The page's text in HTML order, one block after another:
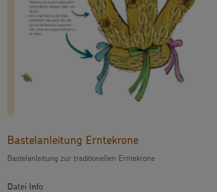
Bastelanleitung Erntekrone
Bastelanleitung zur traditionellen Erntekrone
Datei Info